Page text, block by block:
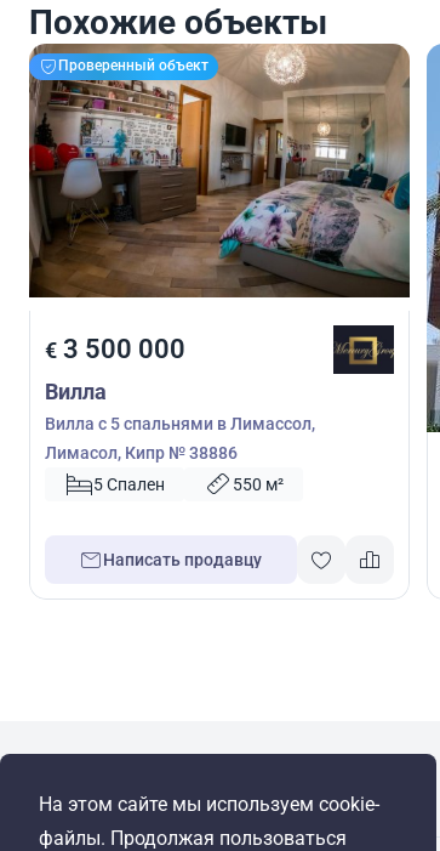
Похожие объекты
Проверенный объект
€ 3 500 000
Вилла
Вилла с 5 спальнями в Лимассол,
Лимасол, Кипр № 38886
5 Спален
550 м²
Написать продавцу
На этом сайте мы используем cookie-
файлы. Продолжая пользоваться
© Cyprus Realestate 2026. Все права защищены!